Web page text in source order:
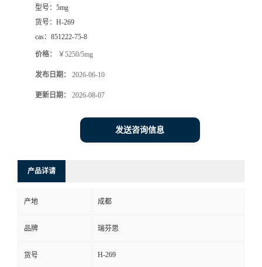
式
型号： 5mg
货号： H-269
cas： 851222-75-8
价格： ￥5250/5mg
发布日期： 2026-06-10
更新日期： 2026-08-07
发送咨询信息
产品详请
产地 成都
品牌 瑞芬思
货号 H-269